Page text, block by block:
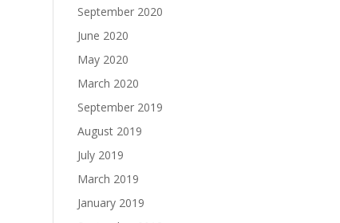
September 2020
June 2020
May 2020
March 2020
September 2019
August 2019
July 2019
March 2019
January 2019